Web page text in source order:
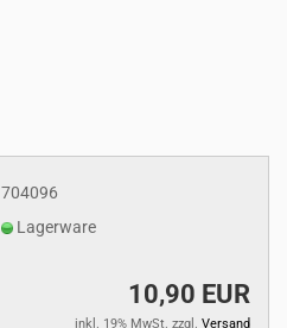
704096
Lagerware
10,90 EUR
inkl. 19% MwSt. zzgl. Versand